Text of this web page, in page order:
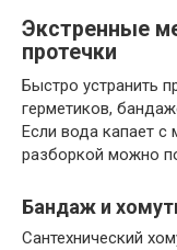
Экстренные
протечки
Быстро устранить
герметиков,
Если вода капает с
разборкой можно
Бандаж и
Сантехнический